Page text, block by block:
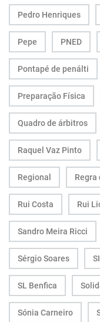
Pedro Henriques
Pepe PNED
Pontapé de penálti
Preparação Física
Quadro de árbitros
Raquel Vaz Pinto
Regional Regra
Rui Costa Rui
Sandro Meira Ricci
Sérgio Soares
SL Benfica
Sónia Carneiro